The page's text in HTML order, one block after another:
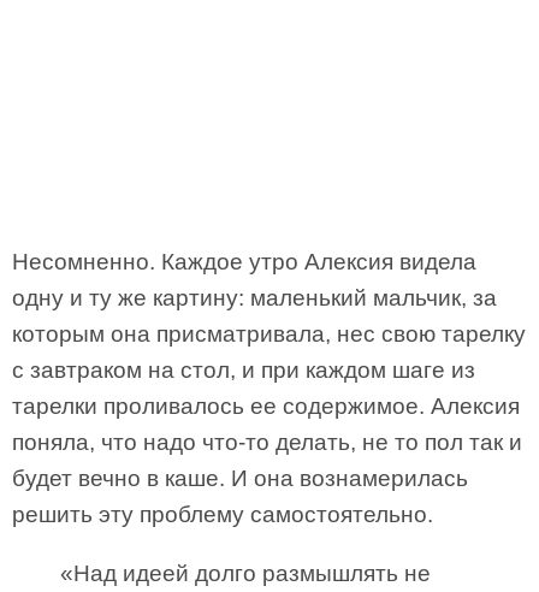
Несомненно. Каждое утро Алексия видела
одну и ту же картину: маленький мальчик, за
которым она присматривала, нес свою тарелку
с завтраком на стол, и при каждом шаге из
тарелки проливалось ее содержимое. Алексия
поняла, что надо что-то делать, не то пол так и
будет вечно в каше. И она вознамерилась
решить эту проблему самостоятельно.
«Над идеей долго размышлять не